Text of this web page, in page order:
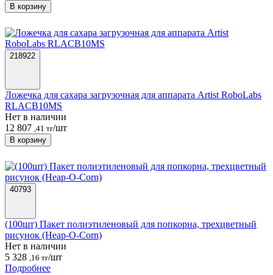
В корзину
218922
Ложечка для сахара загрузочная для аппарата Artist RoboLabs
RLACB10MS
Нет в наличии
12 807 ,41 тг/шт
В корзину
40793
(100шт) Пакет полиэтиленовый для попкорна, трехцветный
рисунок (Heap-O-Corn)
Нет в наличии
5 328 ,16 тг/шт
Подробнее